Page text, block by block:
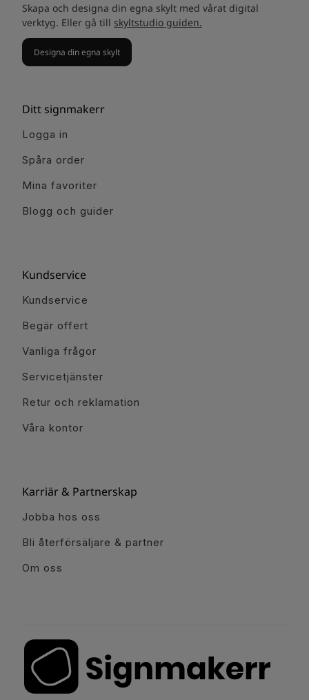
Skapa och designa din egna skylt med vårat digital
verktyg. Eller gå till skyltstudio guiden.
Designa din egna skylt
Ditt signmakerr
Logga in
Spåra order
Mina favoriter
Blogg och guider
Kundservice
Kundservice
Begär offert
Vanliga frågor
Servicetjänster
Retur och reklamation
Våra kontor
Karriär & Partnerskap
Jobba hos oss
Bli återförsäljare & partner
Om oss